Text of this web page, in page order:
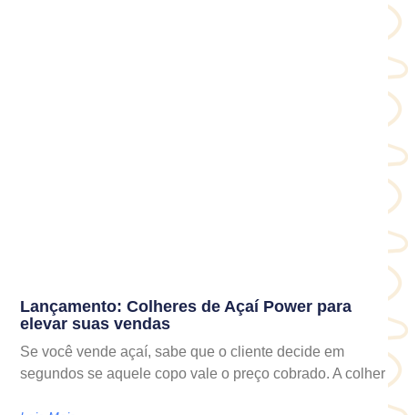
Lançamento: Colheres de Açaí Power para
elevar suas vendas
Se você vende açaí, sabe que o cliente decide em
segundos se aquele copo vale o preço cobrado. A colher